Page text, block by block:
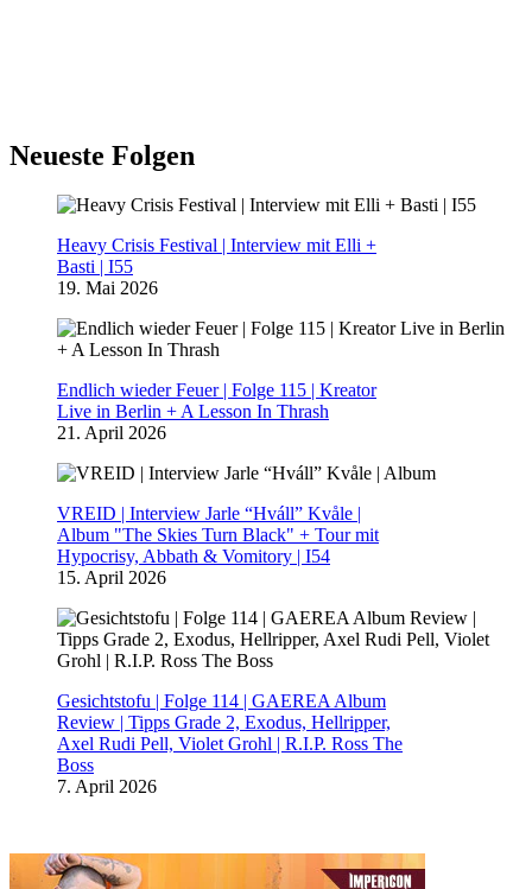
Neueste Folgen
Heavy Crisis Festival | Interview mit Elli +
Basti | I55
19. Mai 2026
Endlich wieder Feuer | Folge 115 | Kreator
Live in Berlin + A Lesson In Thrash
21. April 2026
VREID | Interview Jarle “Hváll” Kvåle |
Album "The Skies Turn Black" + Tour mit
Hypocrisy, Abbath & Vomitory | I54
15. April 2026
Gesichtstofu | Folge 114 | GAEREA Album
Review | Tipps Grade 2, Exodus, Hellripper,
Axel Rudi Pell, Violet Grohl | R.I.P. Ross The
Boss
7. April 2026